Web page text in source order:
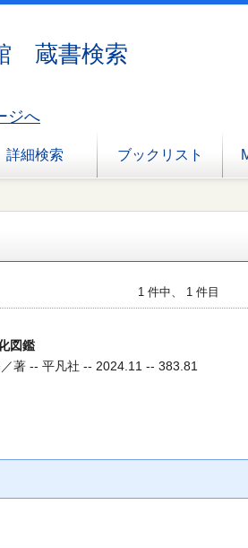
蔵書検索
ジへ
詳細検索 ブックリスト
1 件中、 1 件目
図鑑
著 -- 平凡社 -- 2024.11 -- 383.81